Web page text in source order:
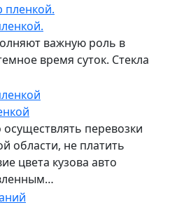
важную роль в
время суток. Стекла
перевозки
области, не платить
цвета кузова авто